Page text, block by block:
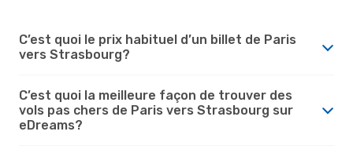
C’est quoi le prix habituel d’un billet de Paris
vers Strasbourg?
C’est quoi la meilleure façon de trouver des
vols pas chers de Paris vers Strasbourg sur
eDreams?